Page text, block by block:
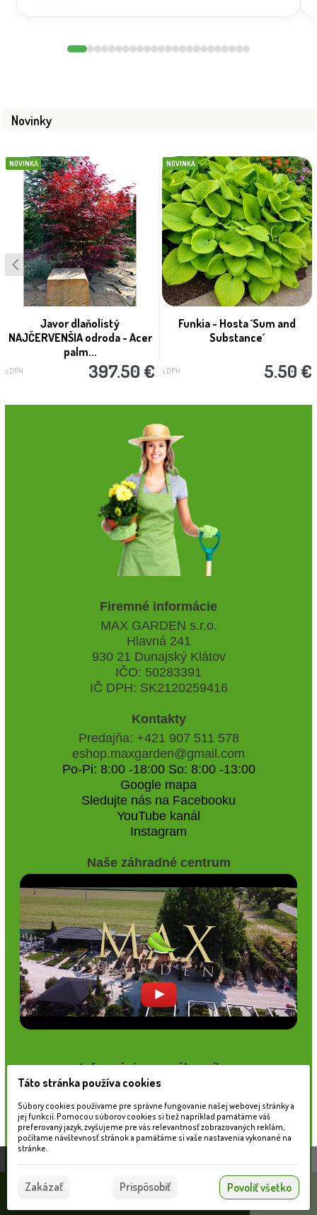
Novinky
NOVINKA
Javor dlaňolistý
NAJČERVENŠIA odroda - Acer
palm...
s DPH 397.50 €
NOVINKA
Funkia - Hosta ´Sum and
Substance´
s DPH 5.50 €
Firemné informácie
MAX GARDEN s.r.o.
Hlavná 241
930 21 Dunajský Klátov
IČO: 50283391
IČ DPH: SK2120259416
Kontakty
Predajňa: +421 907 511 578
eshop.maxgarden@gmail.com
Po-Pi: 8:00 -18:00 So: 8:00 -13:00
Google mapa
Sledujte nás na Facebooku
YouTube kanál
Instagram
Naše záhradné centrum
Informácie pre zákazníkov
Blog
Obchodné podmienky
Ochrana osobných údajov
Platobné možnosti
© 2026 WEXBO |www.wexbo.com | Prihlásiť
Táto stránka používa súbory cookies, ktoré nám
pomáhajú poskytovať služby. Používaním našich
služieb vyjadrujete súhlas s používaním súborov
Súhlasím
Táto stránka používa cookies
Súbory cookies používame pre správne fungovanie našej webovej stránky a
jej funkcií. Pomocou súborov cookies si tiež napríklad pamätáme váš
preferovaný jazyk, zvyšujeme pre vás relevantnosť zobrazovaných reklám,
počítame návštevnosť stránok a pamätáme si vaše nastavenia vykonané na
stránke.
Zakázať Prispôsobiť Povoliť všetko